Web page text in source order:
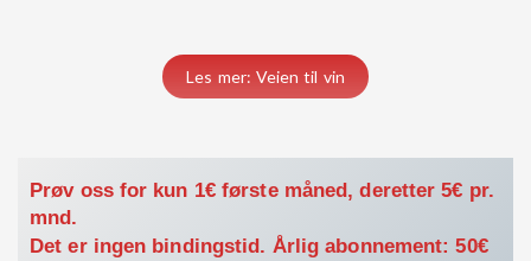
Les mer: Veien til vin
Prøv oss for kun 1€ første måned, deretter 5€ pr.
mnd.
Det er ingen bindingstid. Årlig abonnement: 50€